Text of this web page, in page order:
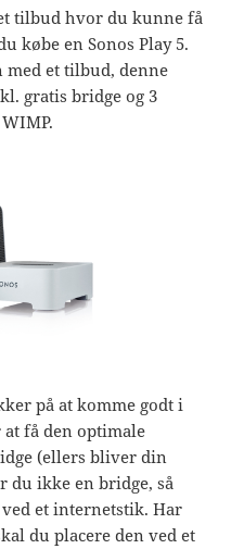
tilbud hvor du kunne få
købe en Sonos Play 5.
med et tilbud, denne
gratis bridge og 3
på at komme godt i
at få den optimale
(ellers bliver din
ikke en bridge, så
et internetstik. Har
du placere den ved et